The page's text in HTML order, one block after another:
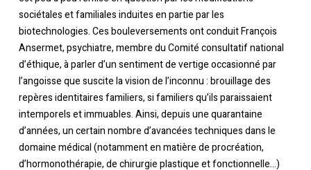
sociétales et familiales induites en partie par les
biotechnologies. Ces bouleversements ont conduit François
Ansermet, psychiatre, membre du Comité consultatif national
d’éthique, à parler d’un sentiment de vertige occasionné par
l’angoisse que suscite la vision de l’inconnu : brouillage des
repères identitaires familiers, si familiers qu’ils paraissaient
intemporels et immuables. Ainsi, depuis une quarantaine
d’années, un certain nombre d’avancées techniques dans le
domaine médical (notamment en matière de procréation,
d’hormonothérapie, de chirurgie plastique et fonctionnelle…)